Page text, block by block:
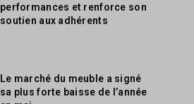
performances et renforce son
soutien aux adhérents
Le marché du meuble a signé
sa plus forte baisse de l’année